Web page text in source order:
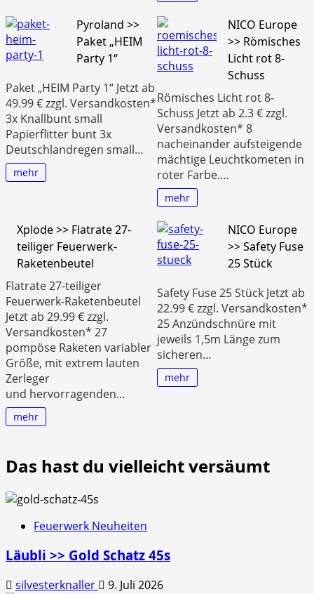
Pyroland >>
Paket „HEIM
Party 1“
Paket „HEIM Party 1“ Jetzt ab
49.99 € zzgl. Versandkosten*
3x Knallbunt small
Papierflitter bunt 3x
Deutschlandregen small…
mehr
NICO Europe
>> Römisches
Licht rot 8-
Schuss
Römisches Licht rot 8-
Schuss Jetzt ab 2.3 € zzgl.
Versandkosten* 8
nacheinander aufsteigende
mächtige Leuchtkometen in
roter Farbe.…
mehr
Xplode >> Flatrate 27-
teiliger Feuerwerk-
Raketenbeutel
Flatrate 27-teiliger
Feuerwerk-Raketenbeutel
Jetzt ab 29.99 € zzgl.
Versandkosten* 27
pompöse Raketen variabler
Größe, mit extrem lauten
Zerleger
und hervorragenden…
mehr
NICO Europe
>> Safety Fuse
25 Stück
Safety Fuse 25 Stück Jetzt ab
22.99 € zzgl. Versandkosten*
25 Anzündschnüre mit
jeweils 1,5m Länge zum
sicheren…
mehr
Das hast du vielleicht versäumt
Feuerwerk Neuheiten
Läubli >> Gold Schatz 45s
silvesterknaller 9. Juli 2026